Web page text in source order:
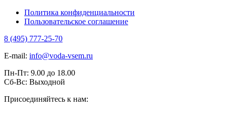
Политика конфиденциальности
Пользовательское соглашение
8 (495) 777-25-70
E-mail: info@voda-vsem.ru
Пн-Пт: 9.00 до 18.00
Сб-Вс: Выходной
Присоединяйтесь к нам: